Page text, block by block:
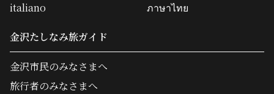
italiano
ภาษาไทย
金沢たしなみ旅ガイド
金沢市民のみなさまへ
旅行者のみなさまへ